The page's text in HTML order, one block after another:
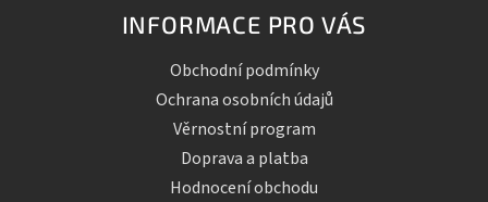
INFORMACE PRO VÁS
Obchodní podmínky
Ochrana osobních údajů
Věrnostní program
Doprava a platba
Hodnocení obchodu